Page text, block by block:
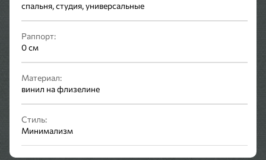
спальня, студия, универсальные
Раппорт:
0 см
Материал:
винил на флизелине
Стиль:
Минимализм